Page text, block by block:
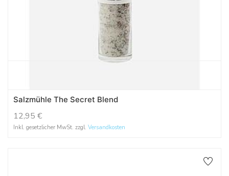
Salzmühle The Secret Blend
12,95 €
Inkl. gesetzlicher MwSt. zzgl. Versandkosten